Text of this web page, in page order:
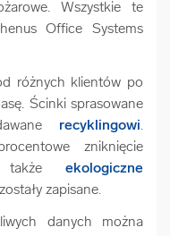
Wszystkie te
Office Systems
różnych klientów po
Ścinki sprasowane
recyklingowi.
zniknięcie
także ekologiczne
zapisane.
danych można